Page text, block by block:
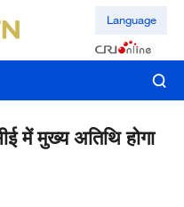
Language
में मुख्य अतिथि होगा